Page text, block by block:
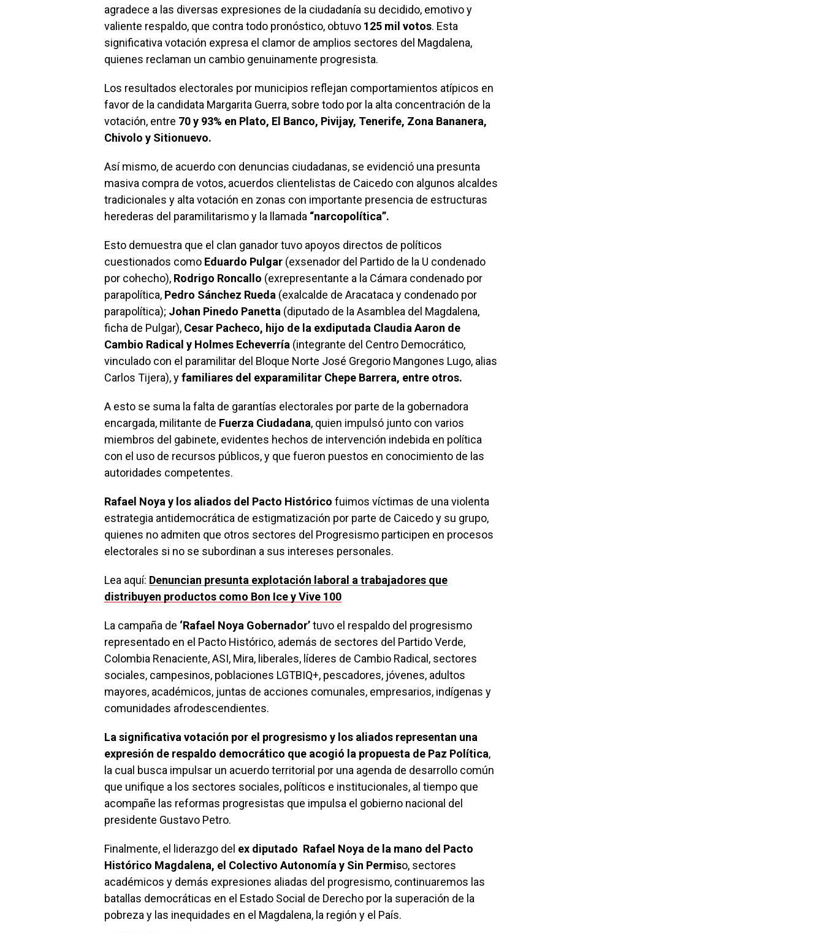
agradece a las diversas expresiones de la ciudadanía su decidido, emotivo y
valiente respaldo, que contra todo pronóstico, obtuvo 125 mil votos. Esta
significativa votación expresa el clamor de amplios sectores del Magdalena,
quienes reclaman un cambio genuinamente progresista.
Los resultados electorales por municipios reflejan comportamientos atípicos en
favor de la candidata Margarita Guerra, sobre todo por la alta concentración de la
votación, entre 70 y 93% en Plato, El Banco, Pivijay, Tenerife, Zona Bananera,
Chivolo y Sitionuevo.
Así mismo, de acuerdo con denuncias ciudadanas, se evidenció una presunta
masiva compra de votos, acuerdos clientelistas de Caicedo con algunos alcaldes
tradicionales y alta votación en zonas con importante presencia de estructuras
herederas del paramilitarismo y la llamada “narcopolítica”.
Esto demuestra que el clan ganador tuvo apoyos directos de políticos
cuestionados como Eduardo Pulgar (exsenador del Partido de la U condenado
por cohecho), Rodrigo Roncallo (exrepresentante a la Cámara condenado por
parapolítica, Pedro Sánchez Rueda (exalcalde de Aracataca y condenado por
parapolítica); Johan Pinedo Panetta (diputado de la Asamblea del Magdalena,
ficha de Pulgar), Cesar Pacheco, hijo de la exdiputada Claudia Aaron de
Cambio Radical y Holmes Echeverría (integrante del Centro Democrático,
vinculado con el paramilitar del Bloque Norte José Gregorio Mangones Lugo, alias
Carlos Tijera), yfamiliares del exparamilitar Chepe Barrera, entre otros.
A esto se suma la falta de garantías electorales por parte de la gobernadora
encargada, militante de Fuerza Ciudadana, quien impulsó junto con varios
miembros del gabinete, evidentes hechos de intervención indebida en política
con el uso de recursos públicos, y que fueron puestos en conocimiento de las
autoridades competentes.
Rafael Noya y los aliados del Pacto Histórico fuimos víctimas de una violenta
estrategia antidemocrática de estigmatización por parte de Caicedo y su grupo,
quienes no admiten que otros sectores del Progresismo participen en procesos
electorales si no se subordinan a sus intereses personales.
Lea aquí: Denuncian presunta explotación laboral a trabajadores que
distribuyen productos como Bon Ice y Vive 100
La campaña de ‘Rafael Noya Gobernador’tuvo el respaldo del progresismo
representado en el Pacto Histórico, además de sectores del Partido Verde,
Colombia Renaciente, ASI, Mira, liberales, líderes de Cambio Radical, sectores
sociales, campesinos, poblaciones LGTBIQ+, pescadores, jóvenes, adultos
mayores, académicos, juntas de acciones comunales, empresarios, indígenas y
comunidades afrodescendientes.
La significativa votación por el progresismo y los aliados representan una
expresión de respaldo democrático que acogió la propuesta de Paz Política,
la cual busca impulsar un acuerdo territorial por una agenda de desarrollo común
que unifique a los sectores sociales, políticos e institucionales, al tiempo que
acompañe las reformas progresistas que impulsa el gobierno nacional del
presidente Gustavo Petro.
Finalmente, el liderazgo del ex diputado Rafael Noya de la mano del Pacto
Histórico Magdalena, el Colectivo Autonomía y Sin Permiso, sectores
académicos y demás expresiones aliadas del progresismo, continuaremos las
batallas democráticas en el Estado Social de Derecho por la superación de la
pobreza y las inequidades en el Magdalena, la región y el País.